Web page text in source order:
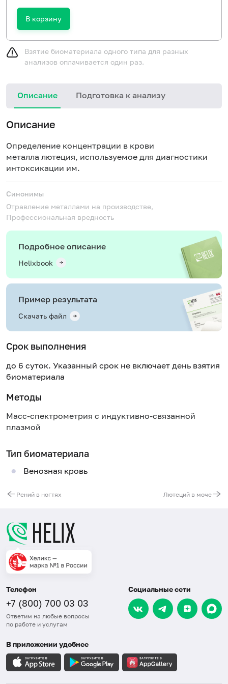
В корзину
Взятие биоматериала одного типа для разных
анализов оплачивается один раз.
Описание Подготовка к анализу
Описание
Определение концентрации в крови
металла лютеция, используемое для диагностики
интоксикации им.
Синонимы
Отравление металлами на производстве,
Профессиональная вредность
Подробное описание
Helixbook
Пример результата
Скачать файл
Срок выполнения
до 6 суток. Указанный срок не включает день взятия
биоматериала
Методы
Масс-спектрометрия с индуктивно-связанной
плазмой
Тип биоматериала
Венозная кровь
Рений в ногтях Лютеций в моче
Телефон
+7 (800) 700 03 03
Ответим на любые вопросы
по работе и услугам
Социальные сети
В приложении удобнее